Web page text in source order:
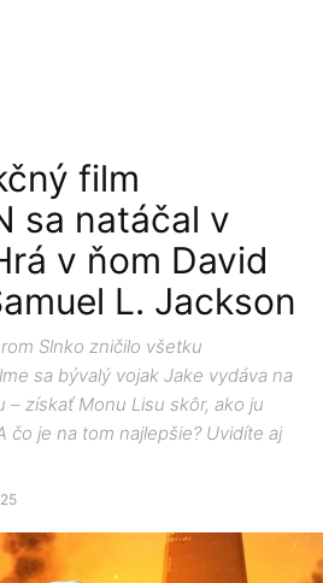
film
sa natáčal v
v ňom David
L. Jackson
Slnko zničilo všetku
sa bývalý vojak Jake vydáva na
získať Monu Lisu skôr, ako ju
čo je na tom najlepšie? Uvidíte aj